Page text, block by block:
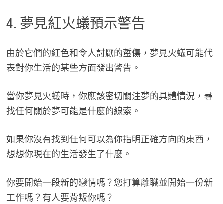
4. 夢見紅火蟻預示警告
由於它們的紅色和令人討厭的蜇傷，夢見火蟻可能代
表對你生活的某些方面發出警告。
當你夢見火蟻時，你應該密切關注夢的具體情況，尋
找任何關於夢可能是什麼的線索。
如果你沒有找到任何可以為你指明正確方向的東西，
想想你現在的生活發生了什麼。
你要開始一段新的戀情嗎？您打算離職並開始一份新
工作嗎？有人要背叛你嗎？